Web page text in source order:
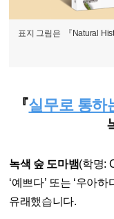
표지 그림은 『Natural
『실무로 통하
녹색 숲 도마뱀(학명:
‘예쁘다’ 또는 ‘우아
유래했습니다.